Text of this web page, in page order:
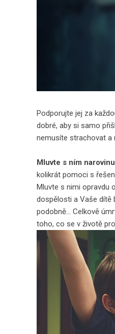
Podporujte jej za
dobré, aby si samo
nemusíte strachovat a
Mluvte s ním
kolikrát pomoci s
Mluvte s nimi opravdu
dospělosti a Vaše dítě
podobně… Celkově
toho, co se v životě